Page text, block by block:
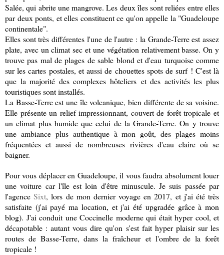
Salée, qui abrite une mangrove. Les deux îles sont reliées entre elles
par deux ponts, et elles constituent ce qu'on appelle la "Guadeloupe
continentale".
Elles sont très différentes l'une de l'autre : la Grande-Terre est assez
plate, avec un climat sec et une végétation relativement basse. On y
trouve pas mal de plages de sable blond et d'eau turquoise comme
sur les cartes postales, et aussi de chouettes spots de surf ! C'est là
que la majorité des complexes hôteliers et des activités les plus
touristiques sont installés.
La Basse-Terre est une île volcanique, bien différente de sa voisine.
Elle présente un relief impressionnant, couvert de forêt tropicale et
un climat plus humide que celui de la Grande-Terre. On y trouve
une ambiance plus authentique à mon goût, des plages moins
fréquentées et aussi de nombreuses rivières d'eau claire où se
baigner.
Pour vous déplacer en Guadeloupe, il vous faudra absolument louer
une voiture car l'île est loin d'être minuscule. Je suis passée par
l'agenceSixt, lors de mon dernier voyage en 2017, et j'ai été très
satisfaite (j'ai payé ma location, et j'ai été upgradée grâce à mon
blog). J'ai conduit une Coccinelle moderne qui était hyper cool, et
décapotable : autant vous dire qu'on s'est fait hyper plaisir sur les
routes de Basse-Terre, dans la fraîcheur et l'ombre de la forêt
tropicale !